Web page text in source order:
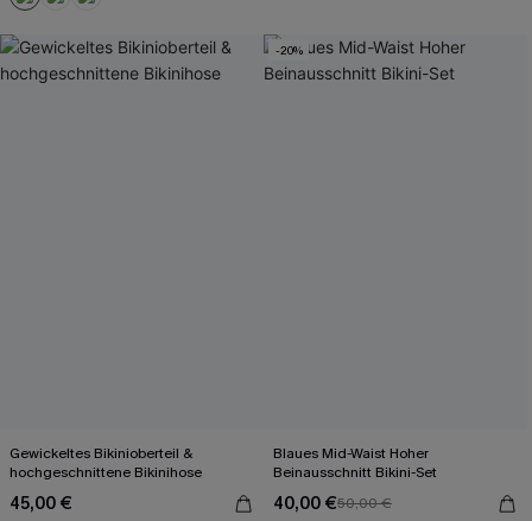
Gewickeltes Bikinioberteil &
hochgeschnittene Bikinihose
45,00 €
-20%
Blaues Mid-Waist Hoher
Beinausschnitt Bikini-Set
40,00 €50,00 €